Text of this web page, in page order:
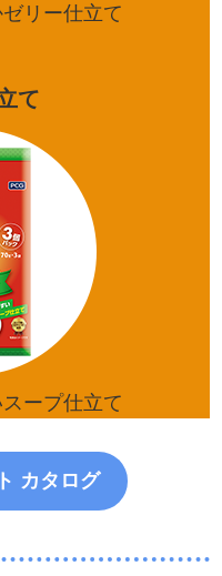
リー仕立て
て
ープ仕立て
カタログ